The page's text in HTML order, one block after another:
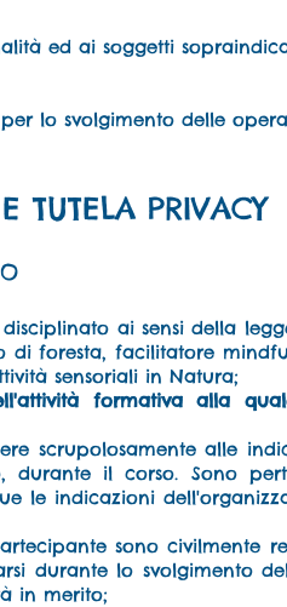
ed ai soggetti
lo svolgimento delle
TUTELA PRIVACY
ai sensi della
foresta, facilitatore
sensoriali in Natura;
formativa alla
scrupolosamente alle
il corso. Sono
le indicazioni
sono civilmente
durante lo svolgimento
in merito;